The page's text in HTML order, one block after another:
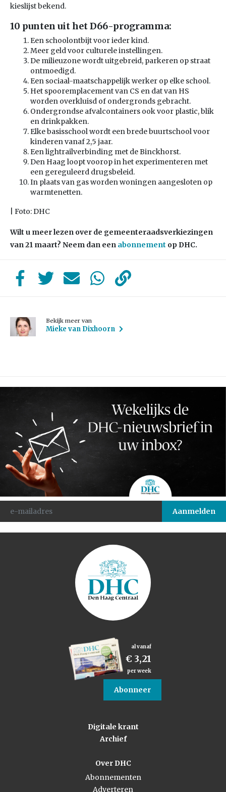
kieslijst bekend.
10 punten uit het D66-programma:
Een schoolontbijt voor ieder kind.
Meer geld voor culturele instellingen.
De milieuzone wordt uitgebreid, parkeren op straat
ontmoedigd.
Een sociaal-maatschappelijk werker op elke school.
Het spooremplacement van CS en dat van HS
worden overkluisd of ondergronds gebracht.
Ondergrondse afvalcontainers ook voor plastic, blik
en drinkpakken.
Elke basisschool wordt een brede buurtschool voor
kinderen vanaf 2,5 jaar.
Een lightrailverbinding met de Binckhorst.
Den Haag loopt voorop in het experimenteren met
een gereguleerd drugsbeleid.
In plaats van gas worden woningen aangesloten op
warmtenetten.
| Foto: DHC
Wilt u meer lezen over de gemeenteraadsverkiezingen
van 21 maart? Neem dan een abonnement op DHC.
Bekijk meer van
Mieke van Dixhoorn
al vanaf
€ 3,21
per week
Abonneer
Digitale krant
Archief
Over DHC
Abonnementen
Adverteren